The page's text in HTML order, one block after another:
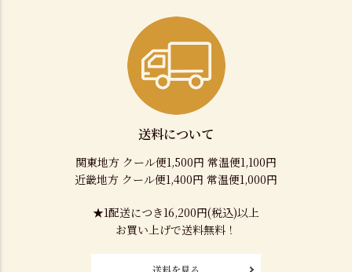
送料について
関東地方 クール便1,500円 常温便1,100円
近畿地方 クール便1,400円 常温便1,000円
★1配送につき16,200円(税込)以上
お買い上げで送料無料！